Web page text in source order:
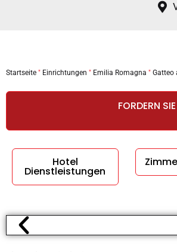
Startseite " Einrichtungen " Emilia Romagna " Gatteo
FORDERN
Hotel
Dienstleistungen